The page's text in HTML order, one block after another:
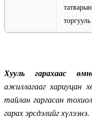
Хууль гарахаас
ажиллагааг хариуцан
тайлан гаргасан
гарах эрсдэлийг хүлээнэ.